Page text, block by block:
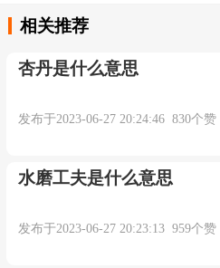
相关推荐
杏丹是什么意思
发布于2023-06-27 20:24:46 830个赞
水磨工夫是什么意思
发布于2023-06-27 20:23:13 959个赞